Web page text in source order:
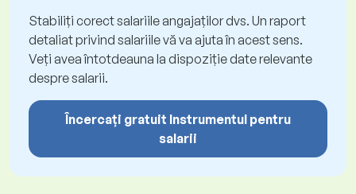
Stabiliți corect salariile angajaților dvs. Un raport
detaliat privind salariile vă va ajuta în acest sens.
Veți avea întotdeauna la dispoziție date relevante
despre salarii.
Încercați gratuit Instrumentul pentru
salarii